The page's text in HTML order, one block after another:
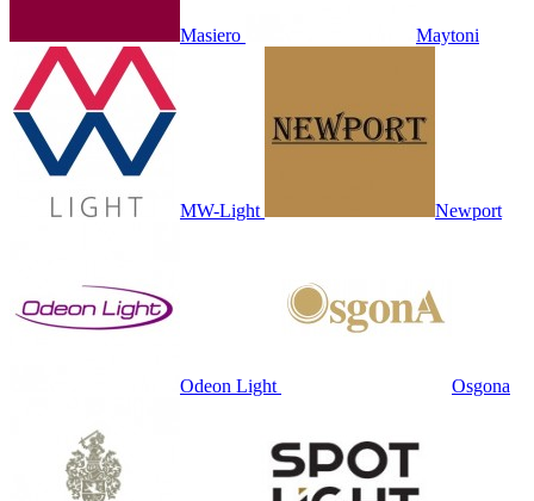
Masiero Maytoni
MW-Light Newport
Odeon Light Osgona